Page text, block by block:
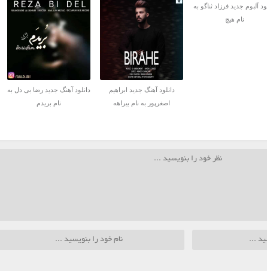
آلبوم جدید فرزاد ثناگو به
نام هیچ
دانلود آهنگ جدید ابراهیم
اصغرپور به نام بیراهه
دانلود آهنگ جدید رضا بی دل به
نام بریدم